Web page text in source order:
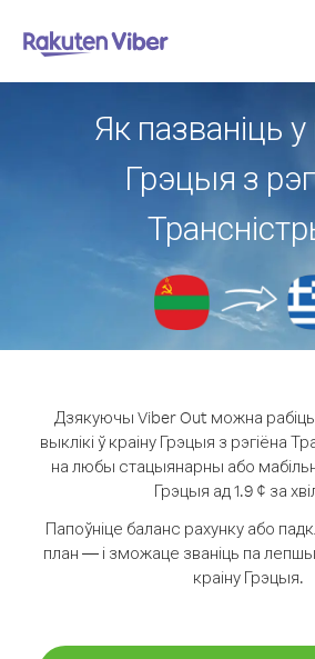
Як пазваніць у
Грэцыя з
Дзякуючы Viber Out можна
выклікі ў краіну Грэцыя з рэгіёна
на любы стацыянарны або
Грэцыя ад 1.9 ¢ за
Папоўніце баланс рахунку або
план — і зможаце званіць па
краіну Грэцыя.